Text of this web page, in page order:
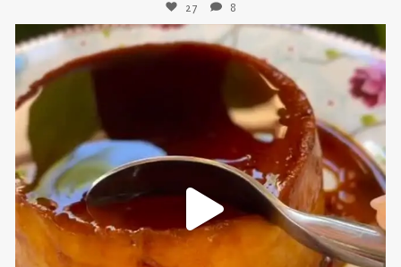
27 8
sweetkwisine
Nov 16